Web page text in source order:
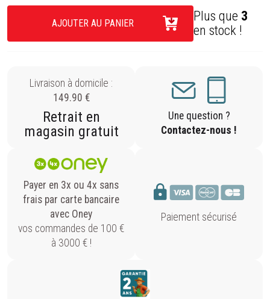
AJOUTER AU PANIER Plus que 3
en stock !
Livraison à domicile :
149.90 €
Retrait en
magasin gratuit
Une question ?
Contactez-nous !
Payer en 3x ou 4x sans
frais par carte bancaire
avec Oney
vos commandes de 100 €
à 3000 € !
Paiement sécurisé